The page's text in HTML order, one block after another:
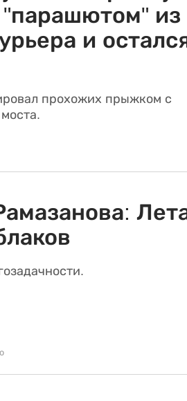
"парашютом" из
и
прохожих прыжком с